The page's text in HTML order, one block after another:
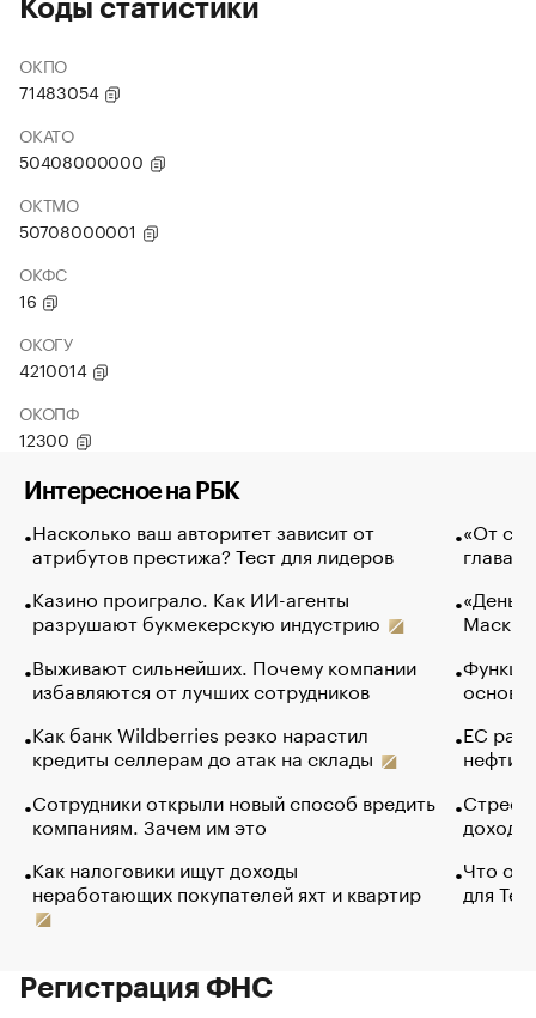
Коды статистики
ОКПО
71483054
ОКАТО
50408000000
ОКТМО
50708000001
ОКФС
16
ОКОГУ
4210014
ОКОПФ
12300
Интересное на РБК
Насколько ваш авторитет зависит от
атрибутов престижа? Тест для лидеров
Казино проиграло. Как ИИ-агенты
разрушают букмекерскую индустрию
Выживают сильнейших. Почему компании
избавляются от лучших сотрудников
Как банк Wildberries резко нарастил
кредиты селлерам до атак на склады
Сотрудники открыли новый способ вредить
компаниям. Зачем им это
Как налоговики ищут доходы
неработающих покупателей яхт и квартир
«От
глава
Маск в
основ
ЕС
нефти
Что
для
Регистрация ФНС